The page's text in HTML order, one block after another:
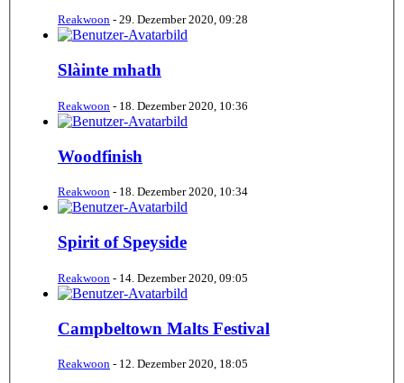
Reakwoon - 29. Dezember 2020, 09:28
Slàinte mhath
Reakwoon - 18. Dezember 2020, 10:36
Woodfinish
Reakwoon - 18. Dezember 2020, 10:34
Spirit of Speyside
Reakwoon - 14. Dezember 2020, 09:05
Campbeltown Malts Festival
Reakwoon - 12. Dezember 2020, 18:05